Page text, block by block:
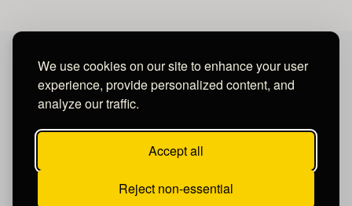
We use cookies on our site to enhance your user
experience, provide personalized content, and
analyze our traffic.
Accept all
Reject non-essential
David Raudales Publishing LLC
Salvador.